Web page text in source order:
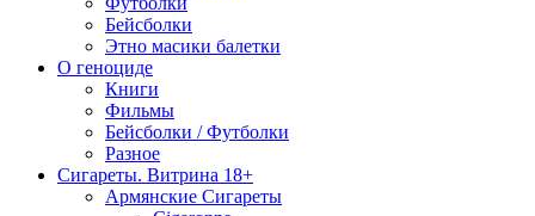
Бейсболки
Этно масики балетки
О геноциде
Книги
Фильмы
Бейсболки / Футболки
Разное
Сигареты. Витрина 18+
Армянские Сигареты